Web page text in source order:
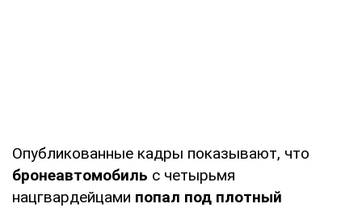
Опубликованные кадры показывают, что
бронеавтомобиль с четырьмя
нацгвардейцами попал под плотный